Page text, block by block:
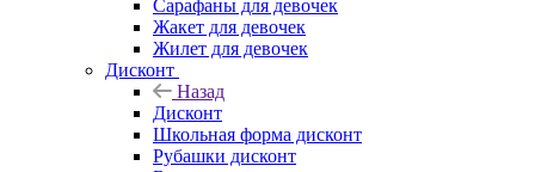
Сарафаны для девочек
Жакет для девочек
Жилет для девочек
Дисконт
Назад
Дисконт
Школьная форма дисконт
Рубашки дисконт